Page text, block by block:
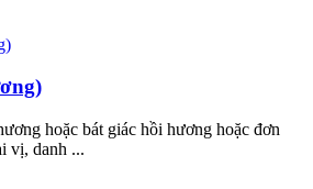
hoặc bát giác hồi hương hoặc đơn
vị, danh ...